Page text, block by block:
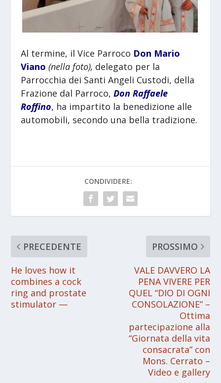
Al termine, il Vice Parroco Don Mario
Viano(nella foto), delegato per la
Parrocchia dei Santi Angeli Custodi, della
Frazione dal Parroco,Don Raffaele
Roffino, ha impartito la benedizione alle
automobili, secondo una bella tradizione.
CONDIVIDERE:
PRECEDENTE
He loves how it
combines a cock
ring and prostate
stimulator —
PROSSIMO
VALE DAVVERO LA
PENA VIVERE PER
QUEL “DIO DI OGNI
CONSOLAZIONE” –
Ottima
partecipazione alla
“Giornata della vita
consacrata” con
Mons. Cerrato –
Video e gallery